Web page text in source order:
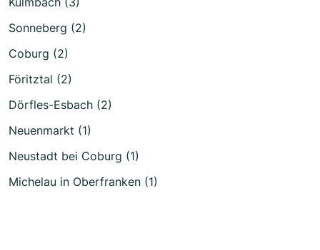
Sonneberg (2)
Coburg (2)
Föritztal (2)
Dörfles-Esbach (2)
Neuenmarkt (1)
Neustadt bei Coburg (1)
Michelau in Oberfranken (1)